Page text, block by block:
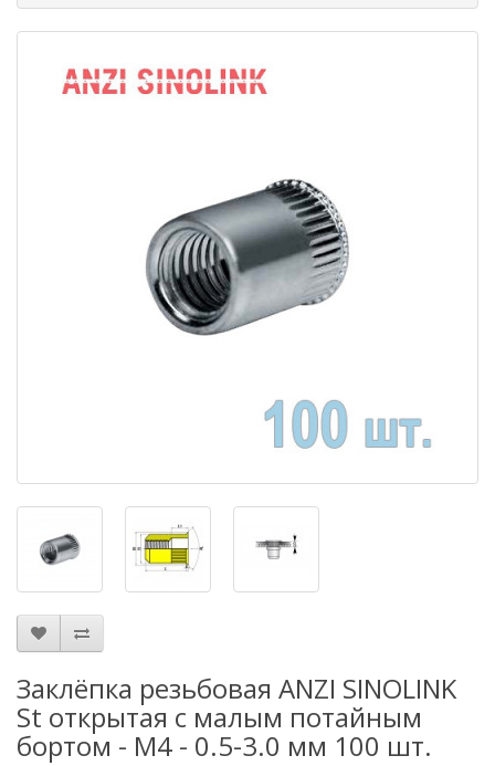
Заклёпка резьбовая ANZI SINOLINK
St открытая с малым потайным
бортом - М4 - 0.5-3.0 мм 100 шт.